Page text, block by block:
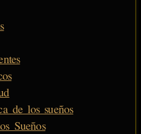
de los sueños
Sueños